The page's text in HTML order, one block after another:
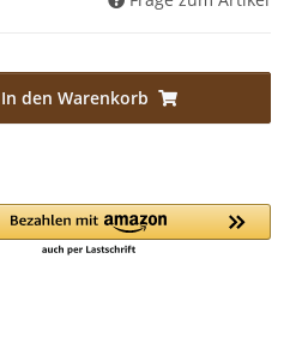
In den Warenkorb